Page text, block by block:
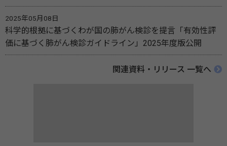
2025年05月08日
科学的根拠に基づくわが国の肺がん検診を提言「有効性評
価に基づく肺がん検診ガイドライン」2025年度版公開
関連資料・リリース 一覧へ